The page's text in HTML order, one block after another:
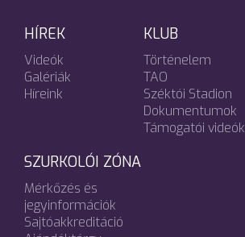
HÍREK
Videók
Galériák
Híreink
KLUB
Történelem
TAO
Széktói Stadion
Dokumentumok
Támogatói videók
SZURKOLÓI ZÓNA
Mérkőzés és
jegyinformációk
Sajtóakkreditáció